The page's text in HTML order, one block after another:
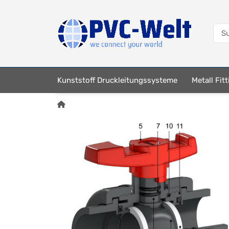
Kunststoff Druckleitungssysteme Metall